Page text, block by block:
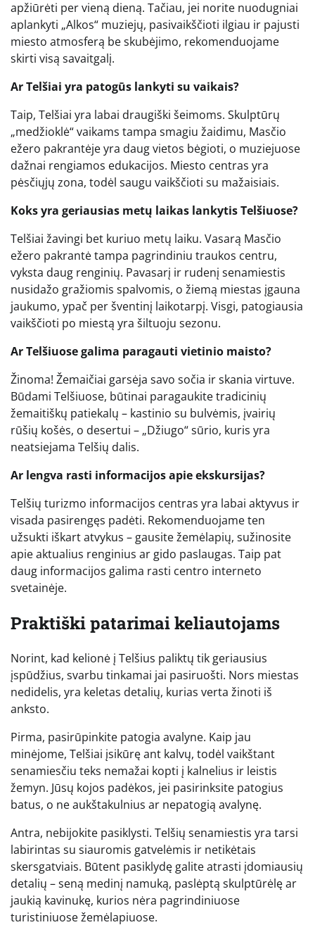
apžiūrėti per vieną dieną. Tačiau, jei norite nuodugniai
aplankyti „Alkos“ muziejų, pasivaikščioti ilgiau ir pajusti
miesto atmosferą be skubėjimo, rekomenduojame
skirti visą savaitgalį.
Ar Telšiai yra patogūs lankyti su vaikais?
Taip, Telšiai yra labai draugiški šeimoms. Skulptūrų
„medžioklė“ vaikams tampa smagiu žaidimu, Masčio
ežero pakrantėje yra daug vietos bėgioti, o muziejuose
dažnai rengiamos edukacijos. Miesto centras yra
pėsčiųjų zona, todėl saugu vaikščioti su mažaisiais.
Koks yra geriausias metų laikas lankytis Telšiuose?
Telšiai žavingi bet kuriuo metų laiku. Vasarą Masčio
ežero pakrantė tampa pagrindiniu traukos centru,
vyksta daug renginių. Pavasarį ir rudenį senamiestis
nusidažo gražiomis spalvomis, o žiemą miestas įgauna
jaukumo, ypač per šventinį laikotarpį. Visgi, patogiausia
vaikščioti po miestą yra šiltuoju sezonu.
Ar Telšiuose galima paragauti vietinio maisto?
Žinoma! Žemaičiai garsėja savo sočia ir skania virtuve.
Būdami Telšiuose, būtinai paragaukite tradicinių
žemaitiškų patiekalų – kastinio su bulvėmis, įvairių
rūšių košės, o desertui – „Džiugo“ sūrio, kuris yra
neatsiejama Telšių dalis.
Ar lengva rasti informacijos apie ekskursijas?
Telšių turizmo informacijos centras yra labai aktyvus ir
visada pasirengęs padėti. Rekomenduojame ten
užsukti iškart atvykus – gausite žemėlapių, sužinosite
apie aktualius renginius ar gido paslaugas. Taip pat
daug informacijos galima rasti centro interneto
svetainėje.
Praktiški patarimai keliautojams
Norint, kad kelionė į Telšius paliktų tik geriausius
įspūdžius, svarbu tinkamai jai pasiruošti. Nors miestas
nedidelis, yra keletas detalių, kurias verta žinoti iš
anksto.
Pirma, pasirūpinkite patogia avalyne. Kaip jau
minėjome, Telšiai įsikūrę ant kalvų, todėl vaikštant
senamiesčiu teks nemažai kopti į kalnelius ir leistis
žemyn. Jūsų kojos padėkos, jei pasirinksite patogius
batus, o ne aukštakulnius ar nepatogią avalynę.
Antra, nebijokite pasiklysti. Telšių senamiestis yra tarsi
labirintas su siauromis gatvelėmis ir netikėtais
skersgatviais. Būtent pasiklydę galite atrasti įdomiausių
detalių – seną medinį namuką, paslėptą skulptūrėlę ar
jaukią kavinukę, kurios nėra pagrindiniuose
turistiniuose žemėlapiuose.